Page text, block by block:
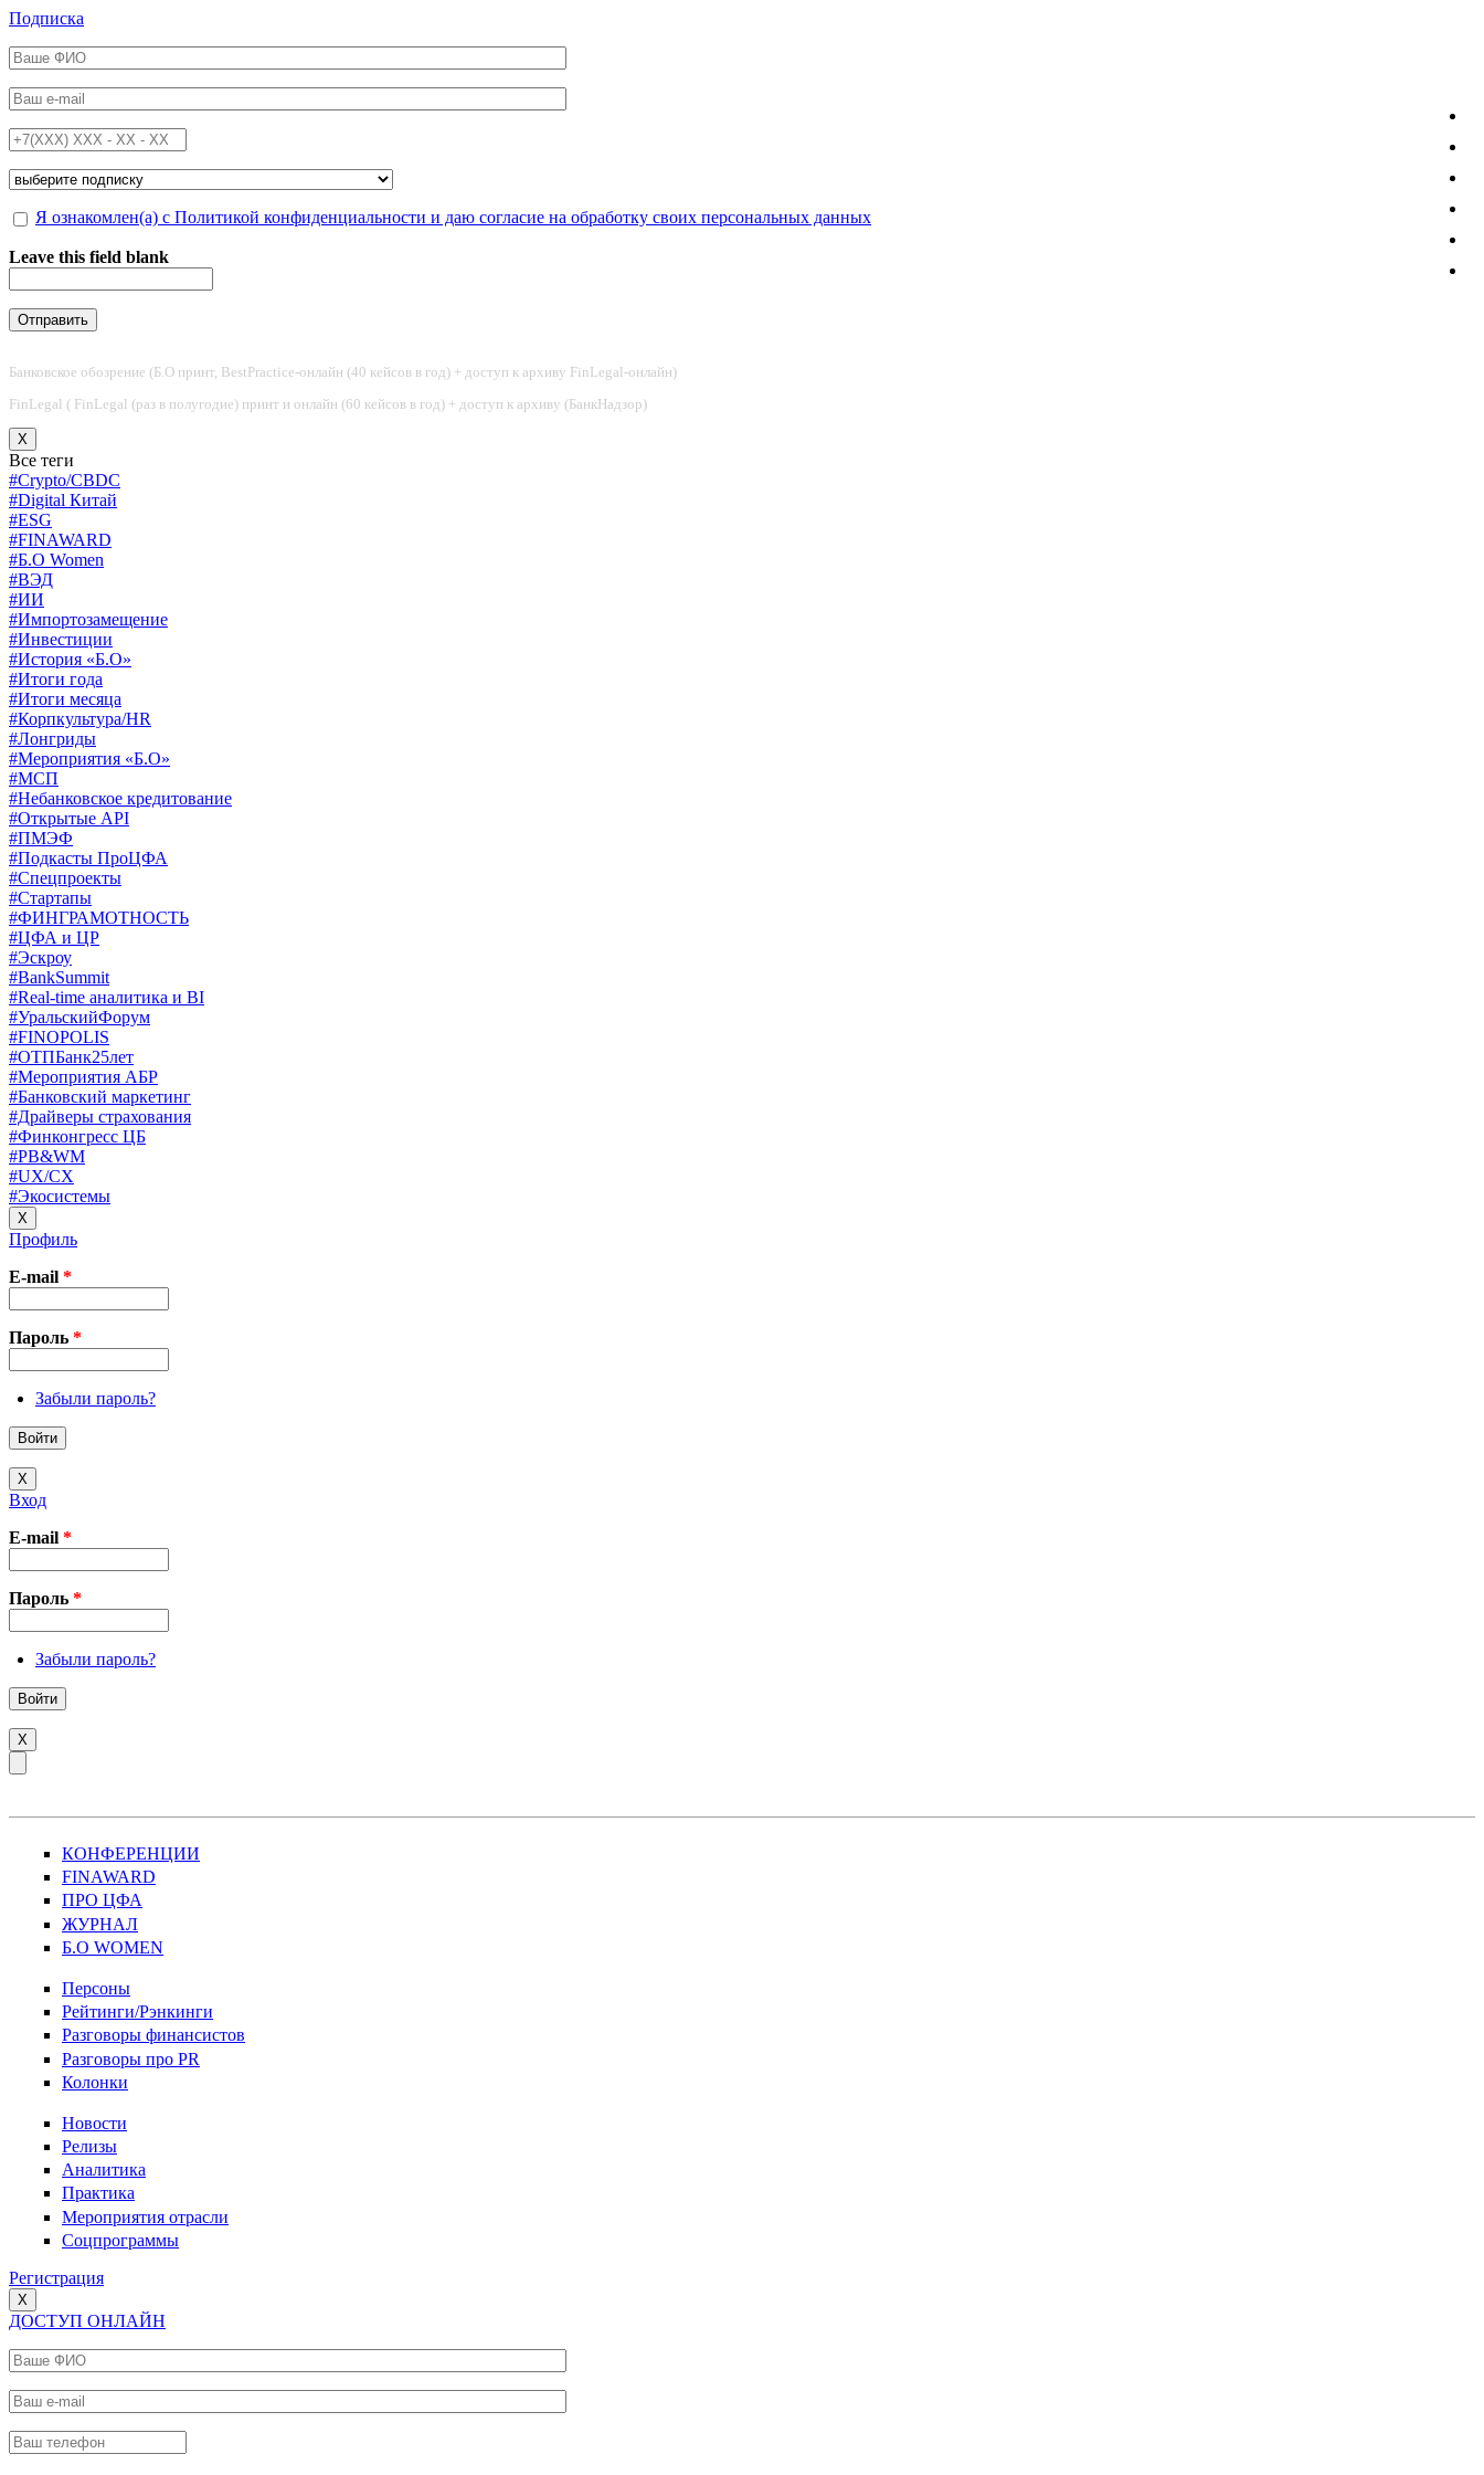
Перейти к основному содержанию
Подписка
ФИО*
Email*
Телефон*
Подписка на*
Обработка персональных данных*
Я ознакомлен(а) с Политикой конфиденциальности и даю согласие на обработку своих персональных данных
Leave this field blank
Банковское обозрение (Б.О принт, BestPractice-онлайн (40 кейсов в год) + доступ к архиву FinLegal-онлайн)
FinLegal ( FinLegal (раз в полугодие) принт и онлайн (60 кейсов в год) + доступ к архиву (БанкНадзор)
X
Все теги
#Crypto/CBDC
#Digital Китай
#ESG
#FINAWARD
#Б.О Women
#ВЭД
#ИИ
#Импортозамещение
#Инвестиции
#История «Б.О»
#Итоги года
#Итоги месяца
#Корпкультура/HR
#Лонгриды
#Мероприятия «Б.О»
#МСП
#Небанковское кредитование
#Открытые API
#ПМЭФ
#Подкасты ПроЦФА
#Спецпроекты
#Стартапы
#ФИНГРАМОТНОСТЬ
#ЦФА и ЦР
#Эскроу
#BankSummit
#Real-time аналитика и BI
#УральскийФорум
#FINOPOLIS
#ОТПБанк25лет
#Мероприятия АБР
#Банковский маркетинг
#Драйверы страхования
#Финконгресс ЦБ
#PB&WM
#UX/CX
#Экосистемы
X
Профиль
E-mail *
Пароль *
Забыли пароль?
X
Вход
E-mail *
Пароль *
Забыли пароль?
X
КОНФЕРЕНЦИИ
FINAWARD
ПРО ЦФА
ЖУРНАЛ
Б.О WOMEN
Персоны
Рейтинги/Рэнкинги
Разговоры финансистов
Разговоры про PR
Колонки
Новости
Релизы
Аналитика
Практика
Мероприятия отрасли
Соцпрограммы
Регистрация
X
ДОСТУП ОНЛАЙН
Ваше ФИО
Ваш e-mail
Ваш телефон